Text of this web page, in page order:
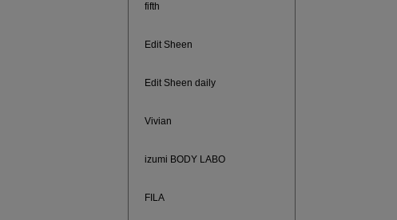
fifth
Edit Sheen
Edit Sheen daily
Vivian
izumi BODY LABO
FILA